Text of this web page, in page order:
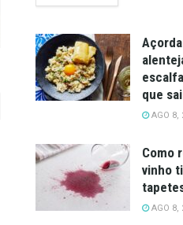
que
AGO 8,
Como
vinho
AGO 8,